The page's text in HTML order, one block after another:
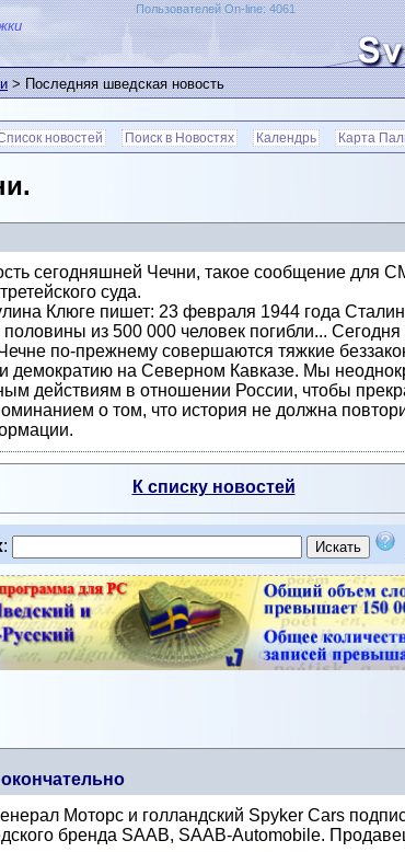
Пользователей On-line: 4061
> Последняя шведская новость
новостей Поиск в Новостях Календрь Карта
сегодняшней Чечни, такое сообщение для
суда.
Клюге пишет: 23 февраля 1944 года
из 500 000 человек погибли...
по-прежнему совершаются тяжкие
демократию на Северном Кавказе. Мы
действиям в отношении России, чтобы
о том, что история не должна
К списку новостей
:
Моторс и голландский Spyker Cars
бренда SAAB, SAAB-Automobile.